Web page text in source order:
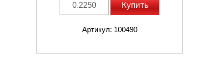
Купить
Артикул: 100490